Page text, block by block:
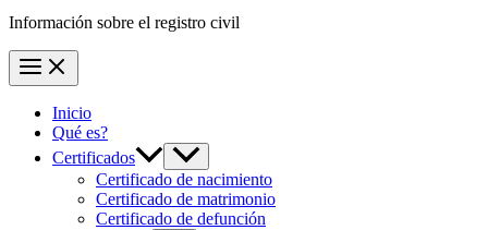
Información sobre el registro civil
Inicio
Qué es?
Certificados
Certificado de nacimiento
Certificado de matrimonio
Certificado de defunción